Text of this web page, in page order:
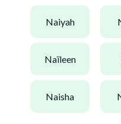
naiyah
naïleen
naisha